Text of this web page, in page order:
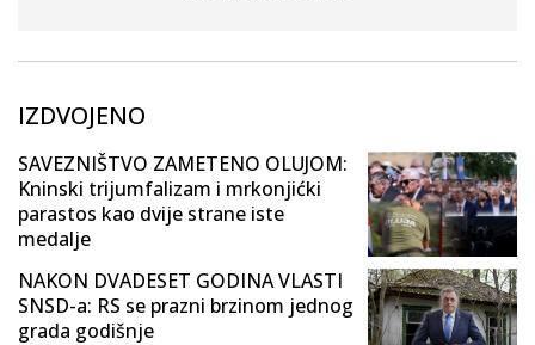
IZDVOJENO
SAVEZNIŠTVO ZAMETENO OLUJOM:
Kninski trijumfalizam i mrkonjićki
parastos kao dvije strane iste
medalje
NAKON DVADESET GODINA VLASTI
SNSD-a: RS se prazni brzinom jednog
grada godišnje